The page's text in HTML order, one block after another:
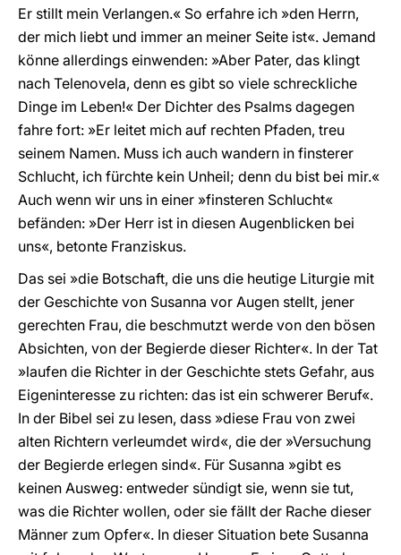
Er stillt mein Verlangen.« So erfahre ich »den Herrn,
der mich liebt und immer an meiner Seite ist«. Jemand
könne allerdings einwenden: »Aber Pater, das klingt
nach Telenovela, denn es gibt so viele schreckliche
Dinge im Leben!« Der Dichter des Psalms dagegen
fahre fort: »Er leitet mich auf rechten Pfaden, treu
seinem Namen. Muss ich auch wandern in finsterer
Schlucht, ich fürchte kein Unheil; denn du bist bei mir.«
Auch wenn wir uns in einer »finsteren Schlucht«
befänden: »Der Herr ist in diesen Augenblicken bei
uns«, betonte Franziskus.
Das sei »die Botschaft, die uns die heutige Liturgie mit
der Geschichte von Susanna vor Augen stellt, jener
gerechten Frau, die beschmutzt werde von den bösen
Absichten, von der Begierde dieser Richter«. In der Tat
»laufen die Richter in der Geschichte stets Gefahr, aus
Eigeninteresse zu richten: das ist ein schwerer Beruf«.
In der Bibel sei zu lesen, dass »diese Frau von zwei
alten Richtern verleumdet wird«, die der »Versuchung
der Begierde erlegen sind«. Für Susanna »gibt es
keinen Ausweg: entweder sündigt sie, wenn sie tut,
was die Richter wollen, oder sie fällt der Rache dieser
Männer zum Opfer«. In dieser Situation bete Susanna